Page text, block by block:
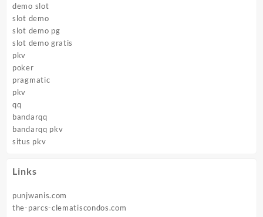
demo slot
slot demo
slot demo pg
slot demo gratis
pkv
poker
pragmatic
pkv
qq
bandarqq
bandarqq pkv
situs pkv
Links
punjwanis.com
the-parcs-clematiscondos.com